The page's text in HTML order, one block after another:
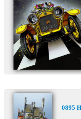
0895